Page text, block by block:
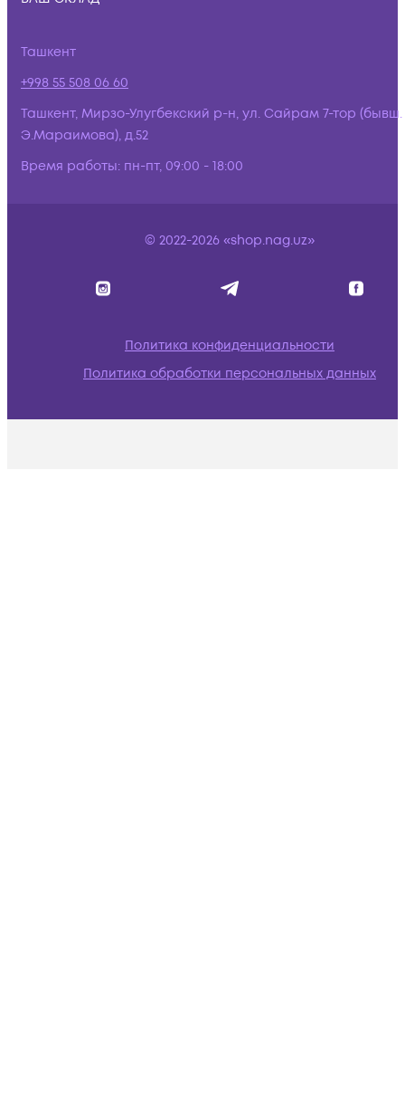
Ташкент
+998 55 508 06 60
Ташкент, Мирзо-Улугбекский р-н, ул. Сайрам 7-тор (бывш.
Э.Мараимова), д.52
Время работы: пн-пт, 09:00 - 18:00
© 2022-2026 «shop.nag.uz»
Политика конфиденциальности
Политика обработки персональных данных